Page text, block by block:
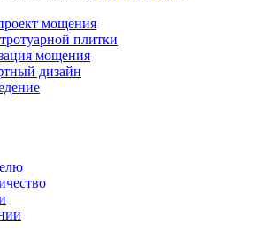
мощения
плитки
мощения
дизайн